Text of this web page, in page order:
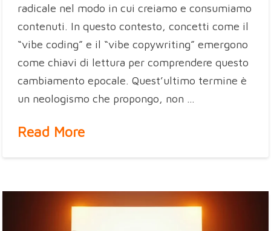
radicale nel modo in cui creiamo e consumiamo
contenuti. In questo contesto, concetti come il
“vibe coding” e il “vibe copywriting” emergono
come chiavi di lettura per comprendere questo
cambiamento epocale. Quest’ultimo termine è
un neologismo che propongo, non …
Read More